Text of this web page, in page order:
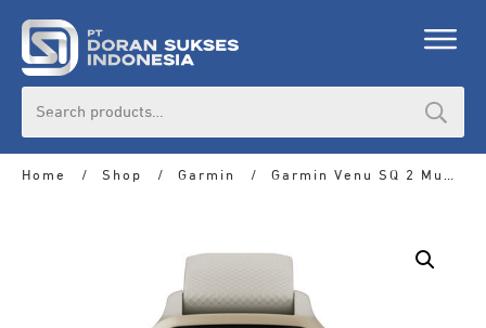
Home / Shop / Garmin / Garmin Venu SQ 2 Music French Gray/Cream Gold